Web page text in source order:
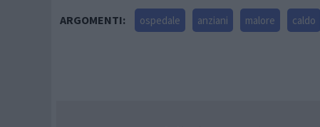
ARGOMENTI: ospedale anziani malore caldo